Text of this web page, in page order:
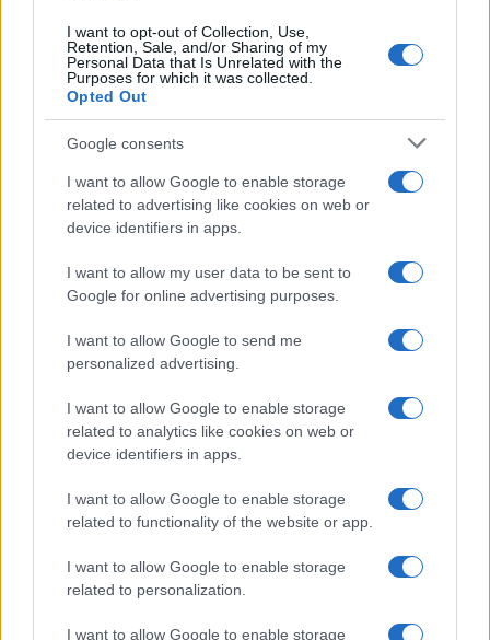
I want to opt-out of Collection, Use,
Retention, Sale, and/or Sharing of my
Personal Data that Is Unrelated with the
Purposes for which it was collected.
Opted Out
Google consents
I want to allow Google to enable storage
related to advertising like cookies on web or
device identifiers in apps.
I want to allow my user data to be sent to
Google for online advertising purposes.
I want to allow Google to send me
personalized advertising.
I want to allow Google to enable storage
related to analytics like cookies on web or
device identifiers in apps.
I want to allow Google to enable storage
related to functionality of the website or app.
I want to allow Google to enable storage
related to personalization.
I want to allow Google to enable storage